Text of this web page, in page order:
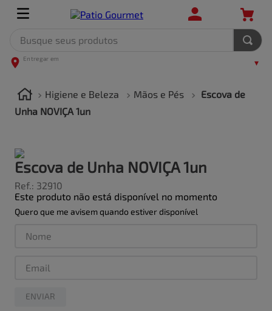
Higiene e Beleza Mãos e Pés
Escova de
Unha NOVIÇA 1un
Escova de Unha NOVIÇA 1un
Ref. : 32910
Este produto não está disponível no momento
Quero que me avisem quando estiver disponível
ENVIAR
TERMOS MAIS BUSCADOS
2º
5º fralda